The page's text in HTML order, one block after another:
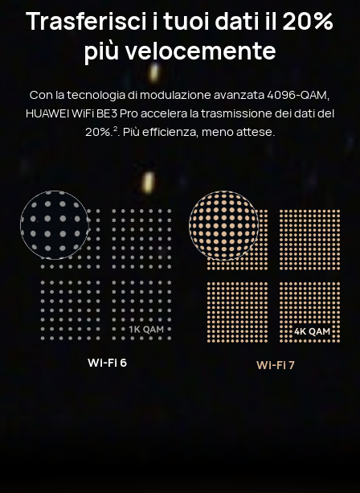
Trasferisci i tuoi dati il 20%
più velocemente
Con la tecnologia di modulazione avanzata 4096-QAM,
HUAWEI WiFi BE3 Pro accelera la trasmissione dei dati del
20%.2. Più efficienza, meno attese.
Wi-Fi 6 Wi-Fi 7